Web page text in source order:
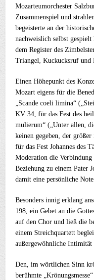
Mozarteumorchester
Zusammenspiel und
begeisterte an der
nachweislich selbst
dem Register des
Triangel, Kuckucksruf und
Einen Höhepunkt des
Mozart eigens für die
„Scande coeli limina“
KV 34, für das Fest des
mulierum“ („Unter allen,
keinen gegeben, der
für das Fest Johannes des
Moderation die Verbindung
Beziehung zu einem Pater
damit eine persönliche
Besonders innig erklang
198, ein Gebet an die
auf den Chor und ließ die
einem Streichquartett
außergewöhnliche Intimität
Den, im wörtlichen Sinn
berühmte